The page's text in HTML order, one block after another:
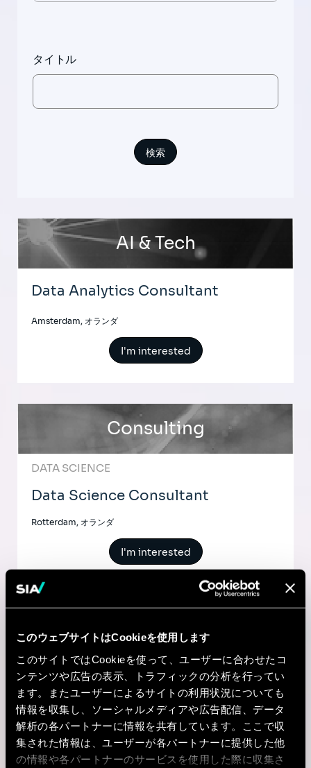
このウェブサイトはCookieを使用します
このサイトではCookieを使って、ユーザーに合わせたコ
ンテンツや広告の表示、トラフィックの分析を行ってい
ます。またユーザーによるサイトの利用状況についても
情報を収集し、ソーシャルメディアや広告配信、データ
解析の各パートナーに情報を共有しています。ここで収
集された情報は、ユーザーが各パートナーに提供した他
の情報や各パートナーのサービスを使用した際に収集さ
タイトル
AI & Tech
Data Analytics Consultant
Amsterdam, オランダ
I'm interested
Consulting
DATA SCIENCE
Data Science Consultant
Rotterdam, オランダ
I'm interested
AI & Tech
ML-Ops
Mumbai, インド
I'm interested